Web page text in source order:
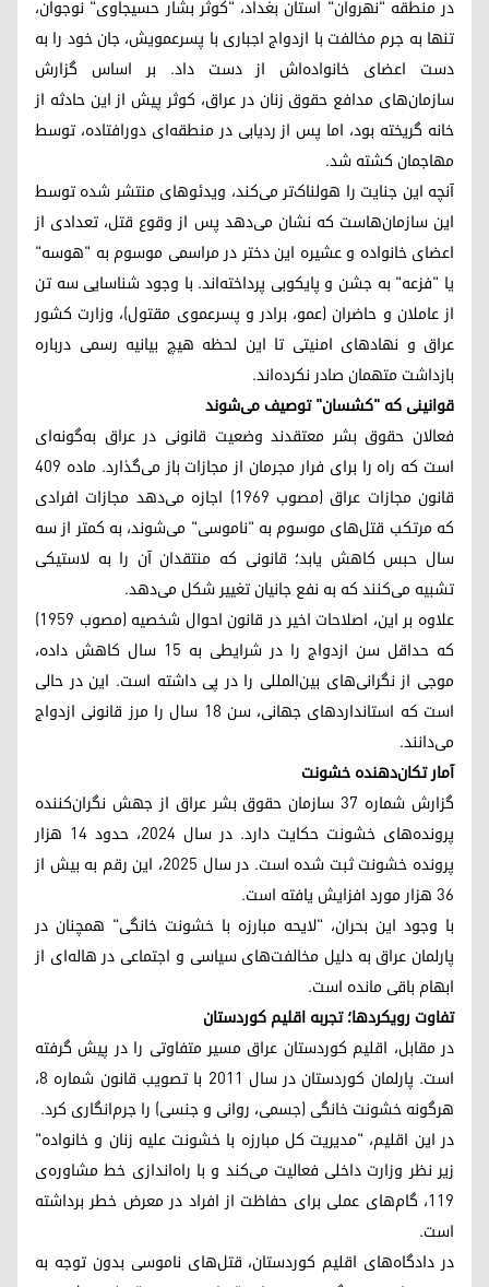
در منطقه "نهروان" استان بغداد، "کوثر بشار حسیجاوی" نوجوان،
تنها به جرم مخالفت با ازدواج اجباری با پسرعمویش، جان خود را به
دست اعضای خانواده‌اش از دست داد. بر اساس گزارش
سازمان‌های مدافع حقوق زنان در عراق، کوثر پیش از این حادثه از
خانه گریخته بود، اما پس از ردیابی در منطقه‌ای دورافتاده، توسط
مهاجمان کشته شد.
آنچه این جنایت را هولناک‌تر می‌کند، ویدئوهای منتشر شده توسط
این سازمان‌هاست که نشان می‌دهد پس از وقوع قتل، تعدادی از
اعضای خانواده و عشیره این دختر در مراسمی موسوم به "هوسه"
یا "فزعه" به جشن و پایکوبی پرداخته‌اند. با وجود شناسایی سه تن
از عاملان و حاضران (عمو، برادر و پسرعموی مقتول)، وزارت کشور
عراق و نهادهای امنیتی تا این لحظه هیچ بیانیه رسمی درباره
بازداشت متهمان صادر نکرده‌اند.
قوانینی که "کشسان" توصیف می‌شوند
فعالان حقوق بشر معتقدند وضعیت قانونی در عراق به‌گونه‌ای
است که راه را برای فرار مجرمان از مجازات باز می‌گذارد. ماده ۴۰۹
قانون مجازات عراق (مصوب ۱۹۶۹) اجازه می‌دهد مجازات افرادی
که مرتکب قتل‌های موسوم به "ناموسی" می‌شوند، به کمتر از سه
سال حبس کاهش یابد؛ قانونی که منتقدان آن را به لاستیکی
تشبیه می‌کنند که به نفع جانیان تغییر شکل می‌دهد.
علاوه بر این، اصلاحات اخیر در قانون احوال شخصیه (مصوب ۱۹۵۹)
که حداقل سن ازدواج را در شرایطی به ۱۵ سال کاهش داده،
موجی از نگرانی‌های بین‌المللی را در پی داشته است. این در حالی
است که استانداردهای جهانی، سن ۱۸ سال را مرز قانونی ازدواج
می‌دانند.
آمار تکان‌دهنده خشونت
گزارش شماره ۳۷ سازمان حقوق بشر عراق از جهش نگران‌کننده
پرونده‌های خشونت حکایت دارد. در سال ۲۰۲۴، حدود ۱۴ هزار
پرونده خشونت ثبت شده است. در سال ۲۰۲۵، این رقم به بیش از
۳۶ هزار مورد افزایش یافته است.
با وجود این بحران، "لایحه مبارزه با خشونت خانگی" همچنان در
پارلمان عراق به دلیل مخالفت‌های سیاسی و اجتماعی در هاله‌ای از
ابهام باقی مانده است.
تفاوت رویکردها؛ تجربه اقلیم کوردستان
در مقابل، اقلیم کوردستان عراق مسیر متفاوتی را در پیش گرفته
است. پارلمان کوردستان در سال ۲۰۱۱ با تصویب قانون شماره ۸،
هرگونه خشونت خانگی (جسمی، روانی و جنسی) را جرم‌انگاری کرد.
در این اقلیم، "مدیریت کل مبارزه با خشونت علیه زنان و خانواده"
زیر نظر وزارت داخلی فعالیت می‌کند و با راه‌اندازی خط مشاوره‌ی
۱۱۹، گام‌های عملی برای حفاظت از افراد در معرض خطر برداشته
است.
در دادگاه‌های اقلیم کوردستان، قتل‌های ناموسی بدون توجه به